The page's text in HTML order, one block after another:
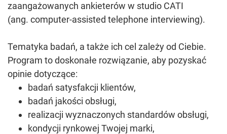
zaangażowanych ankieterów w studio CATI
(ang. computer-assisted telephone interviewing).
Tematyka badań, a także ich cel zależy od Ciebie.
Program to doskonałe rozwiązanie, aby pozyskać
opinie dotyczące:
badań satysfakcji klientów,
badań jakości obsługi,
realizacji wyznaczonych standardów obsługi,
kondycji rynkowej Twojej marki,